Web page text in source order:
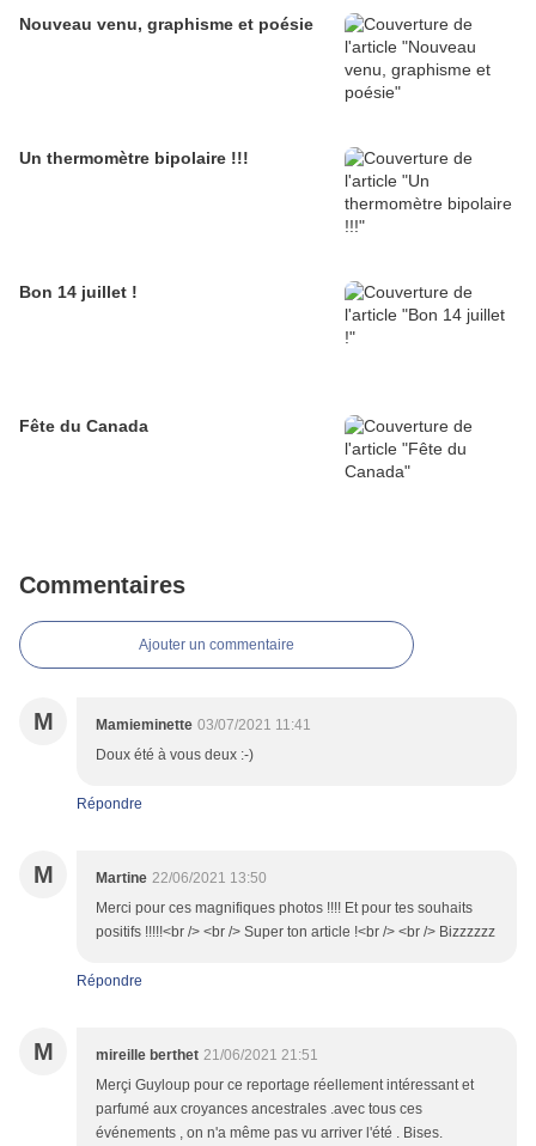
Nouveau venu, graphisme et poésie
Un thermomètre bipolaire !!!
Bon 14 juillet !
Fête du Canada
Commentaires
Ajouter un commentaire
M Mamieminette 03/07/2021 11:41
Doux été à vous deux :-)
Répondre
M Martine 22/06/2021 13:50
Merci pour ces magnifiques photos !!!! Et pour tes souhaits
positifs !!!!!<br /> <br /> Super ton article !<br /> <br /> Bizzzzzz
Répondre
M mireille berthet 21/06/2021 21:51
Merçi Guyloup pour ce reportage réellement intéressant et
parfumé aux croyances ancestrales .avec tous ces
événements , on n'a même pas vu arriver l'été . Bises.